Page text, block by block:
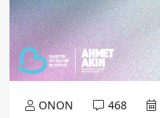
ONON 468